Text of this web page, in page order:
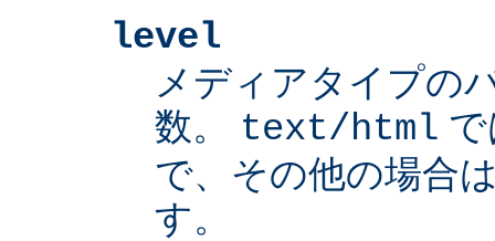
level
メディアタイプの
数。 text/html
で、その他の場合
す。